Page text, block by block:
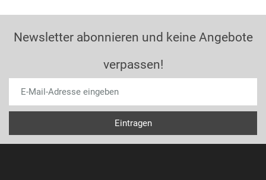
Newsletter abonnieren und keine Angebote
verpassen!